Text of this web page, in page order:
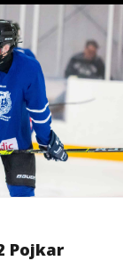
Pojkar